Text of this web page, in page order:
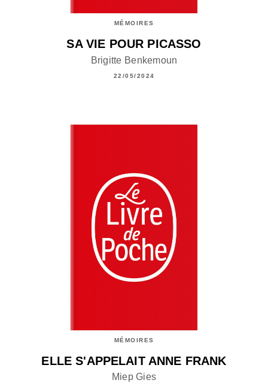
MÉMOIRES
SA VIE POUR PICASSO
Brigitte Benkemoun
22/05/2024
MÉMOIRES
ELLE S'APPELAIT ANNE FRANK
Miep Gies